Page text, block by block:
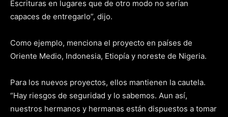
Escrituras en lugares que de otro modo no serían
capaces de entregarlo”, dijo.
Como ejemplo, menciona el proyecto en países de
Oriente Medio, Indonesia, Etiopía y noreste de Nigeria.
Para los nuevos proyectos, ellos mantienen la cautela.
“Hay riesgos de seguridad y lo sabemos. Aun así,
nuestros hermanos y hermanas están dispuestos a tomar